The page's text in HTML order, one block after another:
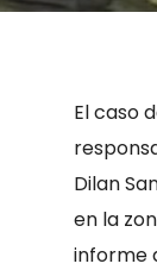
El caso
Dilan
en la
informe